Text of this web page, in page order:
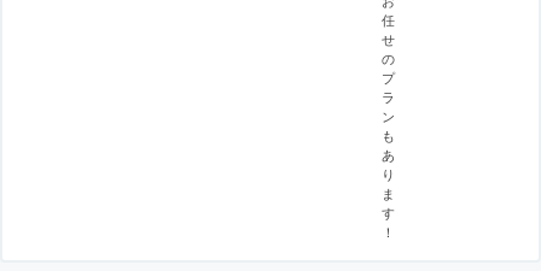
任
せ
の
プ
ラ
ン
も
あ
り
ま
す
！